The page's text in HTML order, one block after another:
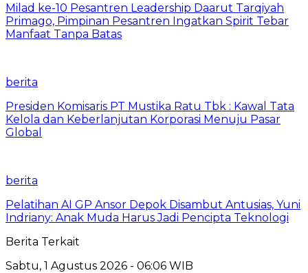
Milad ke-10 Pesantren Leadership Daarut Tarqiyah
Primago, Pimpinan Pesantren Ingatkan Spirit Tebar
Manfaat Tanpa Batas
berita
Presiden Komisaris PT Mustika Ratu Tbk : Kawal Tata
Kelola dan Keberlanjutan Korporasi Menuju Pasar
Global
berita
Pelatihan AI GP Ansor Depok Disambut Antusias, Yuni
Indriany: Anak Muda Harus Jadi Pencipta Teknologi
Berita Terkait
Sabtu, 1 Agustus 2026 - 06:06 WIB